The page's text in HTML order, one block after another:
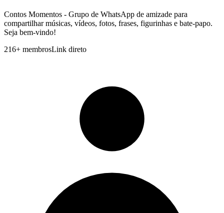
Contos Momentos - Grupo de WhatsApp de amizade para
compartilhar músicas, vídeos, fotos, frases, figurinhas e bate‑papo.
Seja bem‑vindo!
216+ membrosLink direto